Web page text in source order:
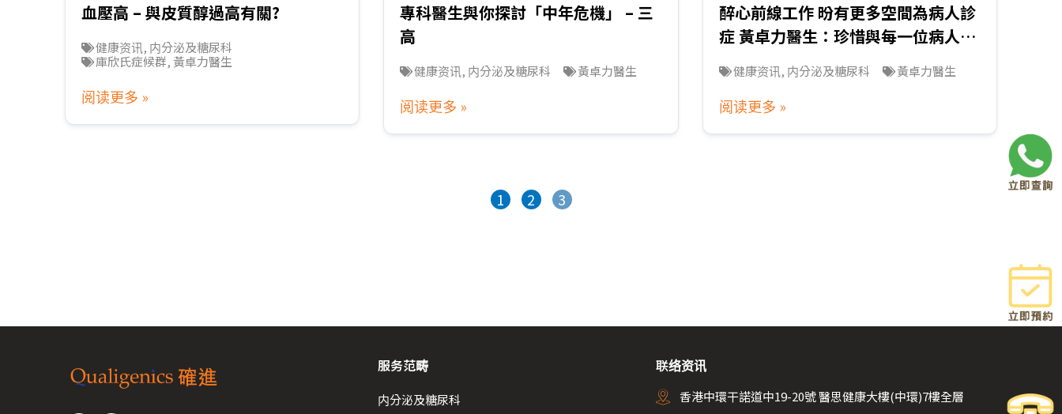
血壓高 – 與皮質醇過高有關?
健康资讯, 内分泌及糖尿科
庫欣氏症候群, 黃卓力醫生
阅读更多 »
專科醫生與你探討「中年危機」 – 三
高
健康资讯, 内分泌及糖尿科 黃卓力醫生
阅读更多 »
醉心前線工作 昐有更多空間為病人診
症 黃卓力醫生：珍惜與每一位病人的
相遇和相處
健康资讯, 内分泌及糖尿科 黃卓力醫生
阅读更多 »
1 2 3
服务范畴
内分泌及糖尿科
联络资讯
香港中環干諾道中19-20號 醫思健康大樓(中環)7樓全層